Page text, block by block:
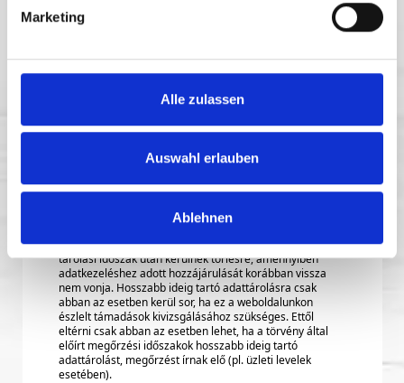
Marketing
Alle zulassen
Auswahl erlauben
Ablehnen
szolgáltatások, a logisztika, a tárhelyszolgáltatás stb.
területén igénybe vett azon adatfeldolgozók (az Általános
adatvédelmi rendelet (DSGVO) 28. cikke szerint), akik az
Ön adatait utasításainknak megfelelően kezelik,
közintézmények (adóhatóságok stb.) - jogi (törvényben
rögzített) vagy hatósági kötelezettség esetén (megőrzési
kötelezettség), vagy • egyéb szervek, amelyek esetében
Mennyi ideig tároljuk az Ön személyes adatait?
Az Ön személyes adatai a szokásos három hónapos
tárolási időszak után kerülnek törlésre, amennyiben
adatkezeléshez adott hozzájárulását korábban vissza
nem vonja. Hosszabb ideig tartó adattárolásra csak
abban az esetben kerül sor, ha ez a weboldalunkon
észlelt támadások kivizsgálásához szükséges. Ettől
eltérni csak abban az esetben lehet, ha a törvény által
előírt megőrzési időszakok hosszabb ideig tartó
adattárolást, megőrzést írnak elő (pl. üzleti levelek
esetében).